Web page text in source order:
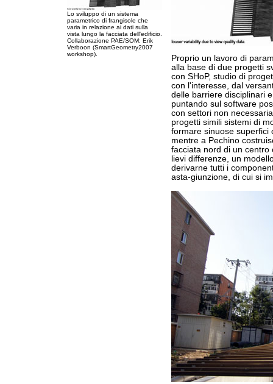
Lo sviluppo di un sistema
parametrico di frangisole che
varia in relazione ai dati sulla
vista lungo la facciata dell'edificio.
Collaborazione PAE/SOM: Erik
Verboon (SmartGeometry2007
workshop).
Proprio un lavoro di
alla base di due progetti
con SHoP, studio di
con l'interesse, dal
delle barriere disciplinari
puntando sul software
con settori non
progetti simili sistemi di
formare sinuose superfici
mentre a Pechino
facciata nord di un centro
lievi differenze, un
derivarne tutti i
asta-giunzione, di cui si